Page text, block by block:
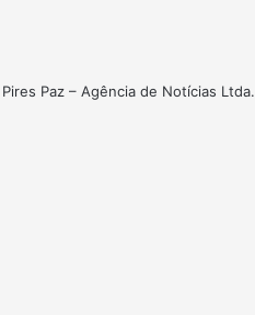
Paz – Agência de Notícias Ltda.